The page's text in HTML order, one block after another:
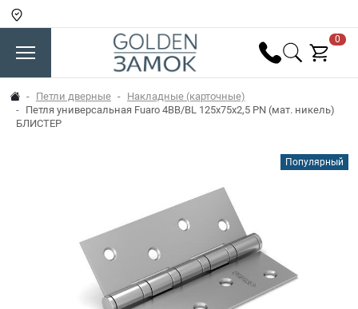
0
Петли дверные
Накладные (карточные)
Петля универсальная Fuaro 4BB/BL 125x75x2,5 PN (мат. никель)
БЛИСТЕР
Популярный